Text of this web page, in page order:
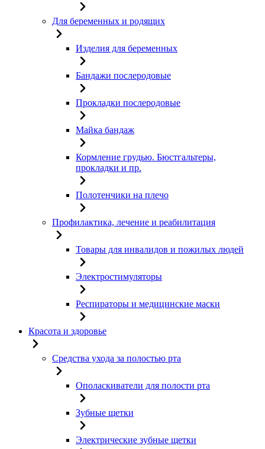
Для беременных и родящих
Изделия для беременных
Бандажи послеродовые
Прокладки послеродовые
Майка бандаж
Кормление грудью. Бюстгальтеры,
прокладки и пр.
Полотенчики на плечо
Профилактика, лечение и реабилитация
Товары для инвалидов и пожилых людей
Электростимуляторы
Респираторы и медицинские маски
Красота и здоровье
Средства ухода за полостью рта
Ополаскиватели для полости рта
Зубные щетки
Электрические зубные щетки